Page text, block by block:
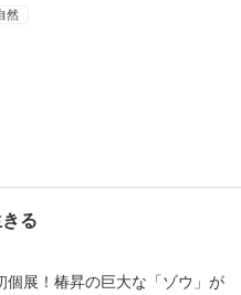
然
る
個展！椿昇の巨大な「ゾウ」が